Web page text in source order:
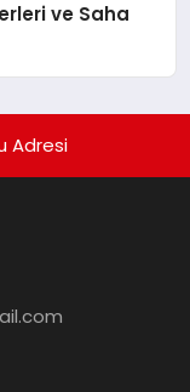
ve Saha
Adresi